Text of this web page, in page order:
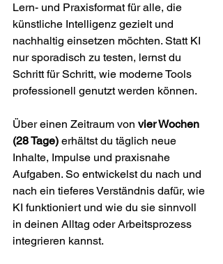
Lern- und Praxisformat für alle, die
künstliche Intelligenz gezielt und
nachhaltig einsetzen möchten. Statt KI
nur sporadisch zu testen, lernst du
Schritt für Schritt, wie moderne Tools
professionell genutzt werden können.
Über einen Zeitraum von vier Wochen
(28 Tage) erhältst du täglich neue
Inhalte, Impulse und praxisnahe
Aufgaben. So entwickelst du nach und
nach ein tieferes Verständnis dafür, wie
KI funktioniert und wie du sie sinnvoll
in deinen Alltag oder Arbeitsprozess
integrieren kannst.